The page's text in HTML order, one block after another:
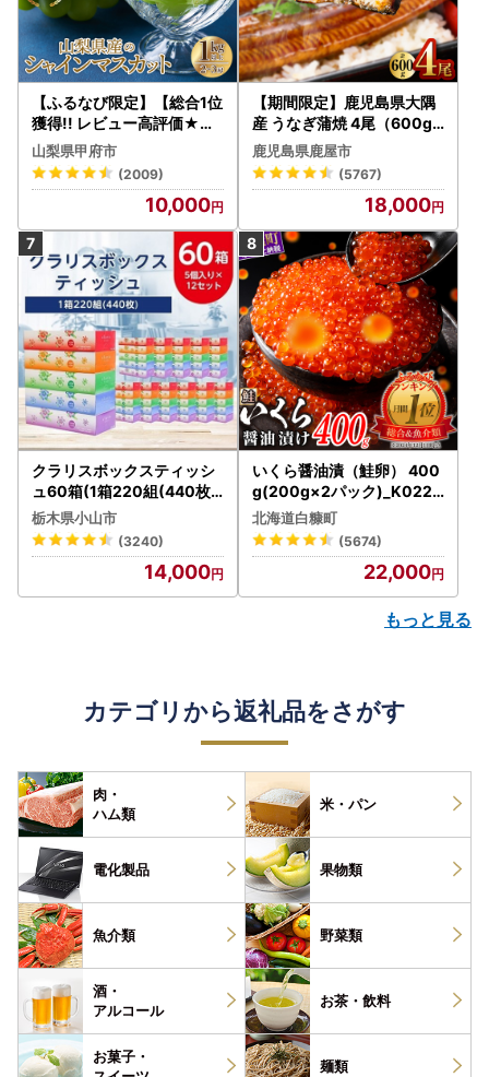
【ふるなび限定】【総合1位
獲得!! レビュー高評価★】
〈2026年度配送分〉山梨
県産 シャインマスカット 2
～3房（1.0kg以上）シャイ
ン フルーツ FN-Limited-S
P
山梨県甲府市
(2009)
10,000
【期間限定】鹿児島県大隅
産 うなぎ蒲焼 4尾（600g
） KN007-004-04-cp18
うなぎ 鰻 魚 惣菜 総菜
鹿児島県鹿屋市
(5767)
18,000
クラリスボックスティッシ
ュ60箱(1箱220組(440枚))
(5個入り×12セット)【配送
不可地域：離島・沖縄県】
【1256759】
栃木県小山市
(3240)
14,000
いくら醤油漬（鮭卵） 400
g(200g×2パック)_K022-
1676
北海道白糠町
(5674)
22,000
もっと見る
カテゴリから返礼品をさがす
肉・
ハム類
米・パン
電化製品 果物類
魚介類 野菜類
酒・
アルコール
お茶・ 飲料
お菓子・
麺類